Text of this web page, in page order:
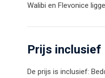
Walibi en Flevonice
Prijs inclusief
De prijs is inclusief: